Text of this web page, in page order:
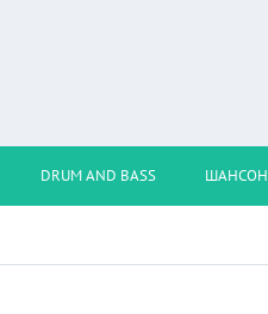
DRUM AND BASS ШАНСОН